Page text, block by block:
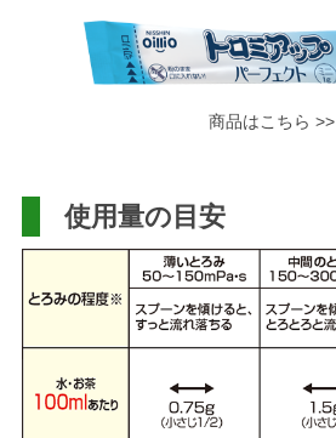
商品はこちら >>
使用量の目安